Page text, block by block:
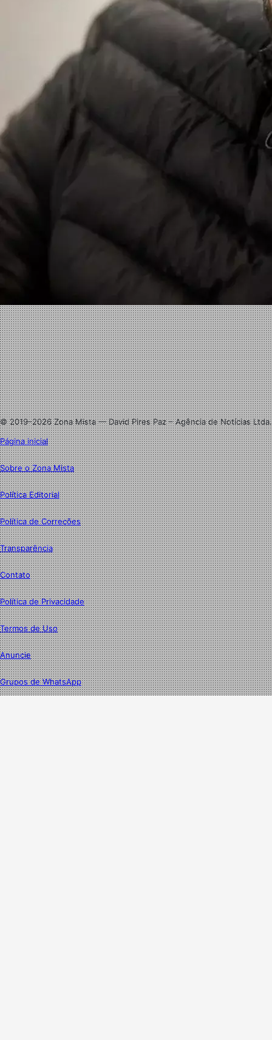
Facebook
X
Linkedin
Instagram
© 2019–2026 Zona Mista — David Pires Paz – Agência de Notícias Ltda.
Página inicial
Sobre o Zona Mista
Política Editorial
Política de Correções
Transparência
Contato
Política de Privacidade
Termos de Uso
Anuncie
Grupos de WhatsApp